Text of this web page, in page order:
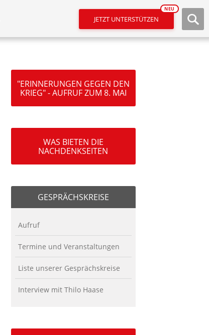
JETZT UNTERSTÜTZEN
NEU
"ERINNERUNGEN GEGEN DEN
KRIEG" - AUFRUF ZUM 8. MAI
WAS BIETEN DIE
NACHDENKSEITEN
GESPRÄCHSKREISE
Aufruf
Termine und Veranstaltungen
Liste unserer Gesprächskreise
Interview mit Thilo Haase